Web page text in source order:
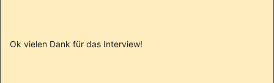
Ok vielen Dank für das Interview!